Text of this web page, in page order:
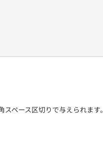
ペース区切りで与えられます。